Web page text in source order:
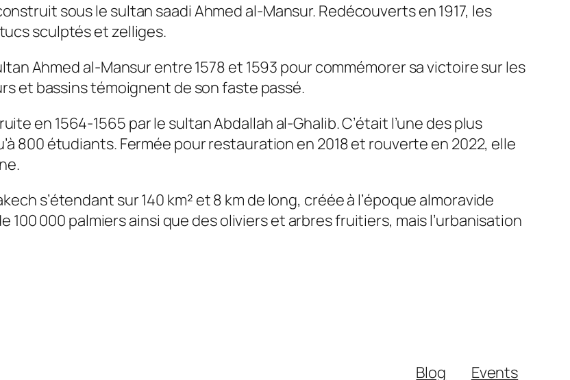
sous le sultan saadi Ahmed al‑Mansur. Redécouverts en 1917, les
sculptés et zelliges.
Ahmed al‑Mansur entre 1578 et 1593 pour commémorer sa victoire sur les
et bassins témoignent de son faste passé.
en 1564‑1565 par le sultan Abdallah al‑Ghalib. C’était l’une des plus
800 étudiants. Fermée pour restauration en 2018 et rouverte en 2022, elle
s’étendant sur 140 km² et 8 km de long, créée à l’époque almoravide
100 000 palmiers ainsi que des oliviers et arbres fruitiers, mais l’urbanisation
Blog Events